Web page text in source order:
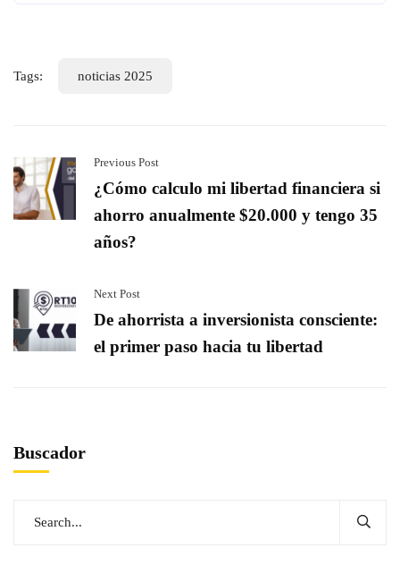
Tags: noticias 2025
Previous Post
¿Cómo calculo mi libertad financiera si
ahorro anualmente $20.000 y tengo 35
años?
Next Post
De ahorrista a inversionista consciente:
el primer paso hacia tu libertad
Buscador